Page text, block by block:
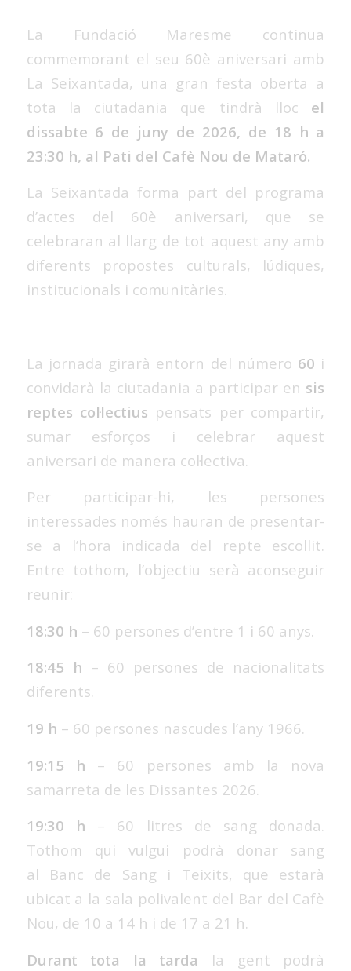
La Fundació Maresme continua
commemorant el seu 60è aniversari amb
La Seixantada, una gran festa oberta a
tota la ciutadania que tindrà lloc el
dissabte 6 de juny de 2026, de 18 h a
23:30 h, al Pati del Cafè Nou de Mataró.
La Seixantada forma part del programa
d’actes del 60è aniversari, que se
celebraran al llarg de tot aquest any amb
diferents propostes culturals, lúdiques,
institucionals i comunitàries.
La jornada girarà entorn del número 60 i
convidarà la ciutadania a participar en sis
reptes col·lectius pensats per compartir,
sumar esforços i celebrar aquest
aniversari de manera col·lectiva.
Per participar-hi, les persones
interessades només hauran de presentar-
se a l’hora indicada del repte escollit.
Entre tothom, l’objectiu serà aconseguir
reunir:
18:30 h – 60 persones d’entre 1 i 60 anys.
18:45 h – 60 persones de nacionalitats
diferents.
19 h – 60 persones nascudes l’any 1966.
19:15 h – 60 persones amb la nova
samarreta de les Dissantes 2026.
19:30 h – 60 litres de sang donada.
Tothom qui vulgui podrà donar sang
al Banc de Sang i Teixits, que estarà
ubicat a la sala polivalent del Bar del Cafè
Nou, de 10 a 14 h i de 17 a 21 h.
Durant tota la tarda la gent podrà